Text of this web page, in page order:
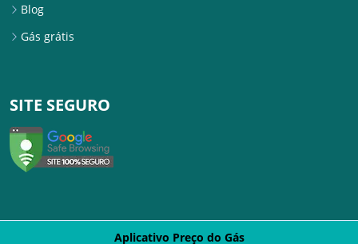
Blog
Gás grátis
SITE SEGURO
Aplicativo Preço do Gás